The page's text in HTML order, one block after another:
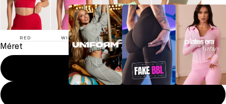
RED WILD PINK MINT NOUGAT
Méret
XS